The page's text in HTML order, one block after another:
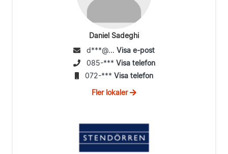
Daniel Sadeghi
d***@... Visa e-post
085-*** Visa telefon
072-*** Visa telefon
Fler lokaler